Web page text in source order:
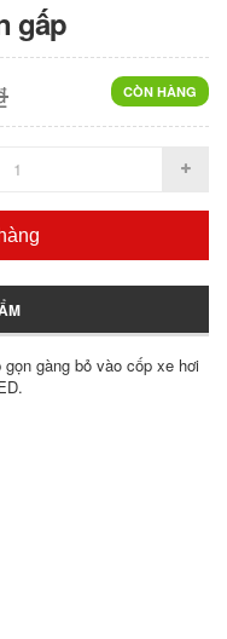
gấp
CÒN HÀNG
gàng bỏ vào cốp xe hơi